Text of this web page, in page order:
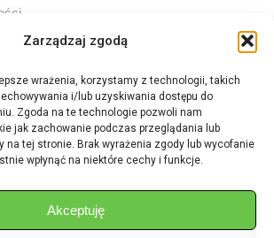
Zarządzaj zgodą
wrażenia, korzystamy z technologii, takich
i/lub uzyskiwania dostępu do
Zgoda na te technologie pozwoli nam
jak zachowanie podczas przeglądania lub
na tej stronie. Brak wyrażenia zgody lub wycofanie
wpłynąć na niektóre cechy i funkcje.
Akceptuję